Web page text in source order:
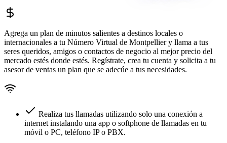
Agrega un plan de minutos salientes a destinos locales o
internacionales a tu Número Virtual de Montpelliery llama a tus
seres queridos, amigos o contactos de negocio al mejor precio del
mercado estés donde estés. Regístrate, crea tu cuenta y solicita a tu
asesor de ventas un plan que se adecúe a tus necesidades.
Realiza tus llamadas utilizando solo una conexión a
internet instalando una app o softphone de llamadas en tu
móvil o PC, teléfono IP o PBX.